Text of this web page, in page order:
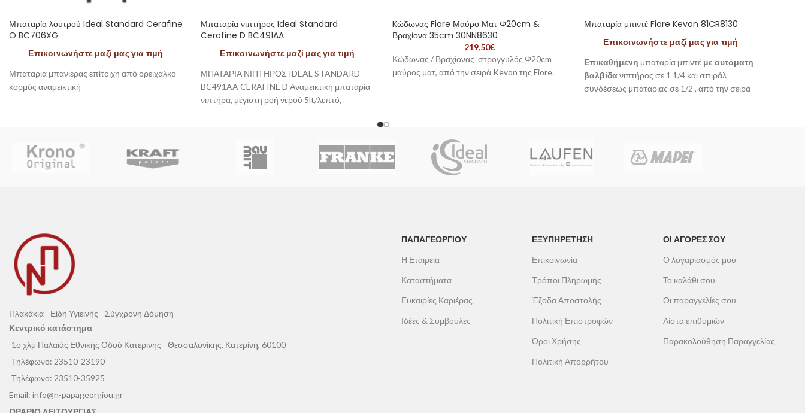
Μπαταρία λουτρού Ideal Standard Cerafine
O BC706XG
Επικοινωνήστε μαζί μας για τιμή
Μπαταρία μπανιέρας επίτοιχη από ορείχαλκο
κορμός αναμεικτική
Μπαταρία νιπτήρος Ideal Standard
Cerafine D BC491AA
Επικοινωνήστε μαζί μας για τιμή
ΜΠΑΤΑΡΙΑ ΝΙΠΤΗΡΟΣ IDEAL STANDARD
BC491AA CERAFINE D Αναμεικτική μπαταρία
νιπτήρα, μέγιστη ροή νερού 5lt/λεπτό,
πλαστική βαλβίδα, χρωμέ.
Kώδωνας Fiore Μαύρο Ματ Φ20cm &
Βραχίονα 35cm 30NN8630
219,50€
Κώδωνας / Βραχίονας στρογγυλός Φ20cm
μαύρος ματ, από την σειρά Kevon της Fiore.
Μπαταρία μπιντέ Fiore Kevon 81CR8130
Επικοινωνήστε μαζί μας για τιμή
Επικαθήμενη μπαταρία μπιντέ με αυτόματη
βαλβίδανιπτήρος σε 1 1/4 και σπιράλ
συνδέσεως μπαταρίας σε 1/2 , από την σειρά
Πλακάκια - Είδη Υγιεινής - Σύγχρονη Δόμηση
Κεντρικό κατάστημα
1ο χλμ Παλαιάς Εθνικής Οδού Κατερίνης - Θεσσαλονίκης, Κατερίνη, 60100
Τηλέφωνο: 23510-23190
Τηλέφωνο: 23510-35925
Email: info@n-papageorgiou.gr
ΠΑΠΑΓΕΩΡΓΊΟΥ
Η Εταιρεία
Καταστήματα
Ευκαιρίες Καριέρας
Ιδέες & Συμβουλές
ΕΞΥΠΗΡΕΤΗΣΗ
Επικοινωνία
Τρόποι Πληρωμής
Έξοδα Αποστολής
Πολιτική Επιστροφών
Όροι Χρήσης
Πολιτική Απορρήτου
ΟΙ ΑΓΟΡΕΣ ΣΟΥ
Ο λογαριασμός μου
Το καλάθι σου
Οι παραγγελίες σου
Λίστα επιθυμιών
Παρακολούθηση Παραγγελίας